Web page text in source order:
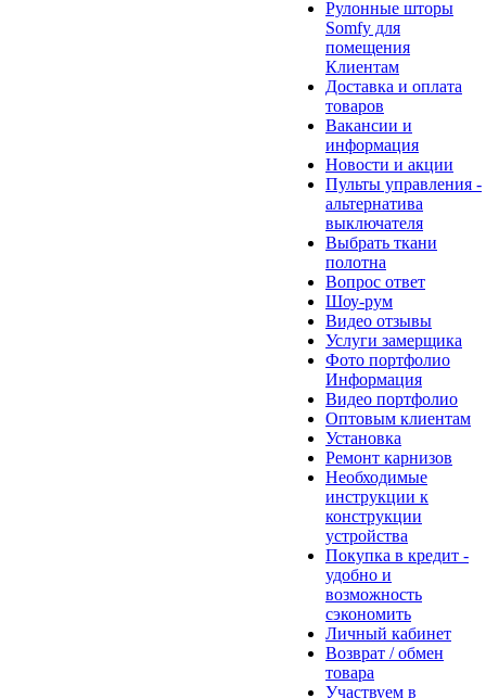
Рулонные шторы
Somfy для
помещения
Клиентам
Доставка и оплата
товаров
Вакансии и
информация
Новости и акции
Пульты управления -
альтернатива
выключателя
Выбрать ткани
полотна
Вопрос ответ
Шоу-рум
Видео отзывы
Услуги замерщика
Фото портфолио
Информация
Видео портфолио
Оптовым клиентам
Установка
Ремонт карнизов
Необходимые
инструкции к
конструкции
устройства
Покупка в кредит -
удобно и
возможность
сэкономить
Личный кабинет
Возврат / обмен
товара
Участвуем в